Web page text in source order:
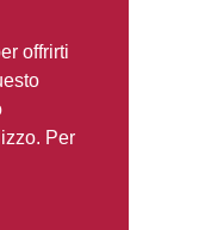
offrirti
Per